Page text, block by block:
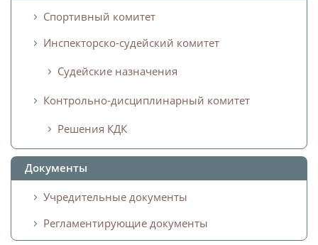
Спортивный комитет
Инспекторско-судейский комитет
Судейские назначения
Контрольно-дисциплинарный комитет
Решения КДК
Документы
Учредительные документы
Регламентирующие документы